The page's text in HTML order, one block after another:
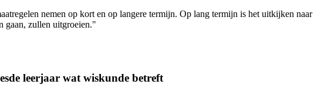
nemen op kort en op langere termijn. Op lang termijn is het uitkijken naar
gaan, zullen uitgroeien."
leerjaar wat wiskunde betreft